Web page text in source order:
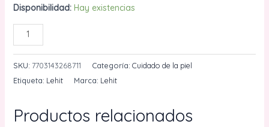
Disponibilidad: Hay existencias
Capsula
Anti-
Edad
&
Lehit
SKU: 7703143268711 Categoría: Cuidado de la piel
Etiqueta: Lehit Marca: Lehit
Productos relacionados